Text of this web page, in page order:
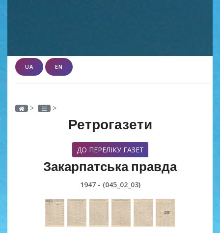
UA EN
> >
Ретрогазети
ДО ПЕРЕЛІКУ ГАЗЕТ
Закарпатська правда
1947 - (045_02_03)